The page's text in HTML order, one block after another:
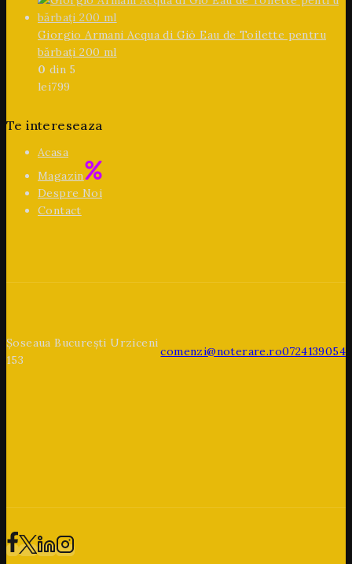
Giorgio Armani Acqua di Giò Eau de Toilette pentru
bărbați 200 ml
0 din 5
lei799
Te intereseaza
Acasa
Magazin
Despre Noi
Contact
Șoseaua București Urziceni
153
comenzi@noterare.ro0724139054